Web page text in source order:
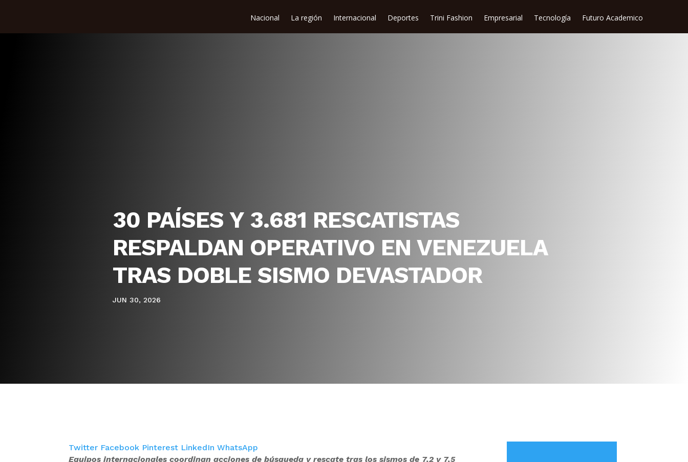
Nacional La región Internacional Deportes Trini Fashion Empresarial Tecnología Futuro Academico
30 PAÍSES Y 3.681 RESCATISTAS
RESPALDAN OPERATIVO EN VENEZUELA
TRAS DOBLE SISMO DEVASTADOR
JUN 30, 2026
Twitter Facebook Pinterest LinkedInWhatsApp
Equipos internacionales coordinan acciones de búsqueda y rescate tras los sismos de 7,2 y 7,5